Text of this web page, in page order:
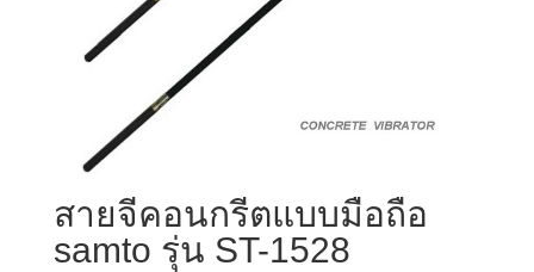
สายจี้คอนกรีตแบบมือถือ
samto รุ่น ST-1528